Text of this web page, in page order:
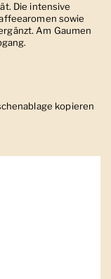
Die intensive
sowie
Am Gaumen
kopieren